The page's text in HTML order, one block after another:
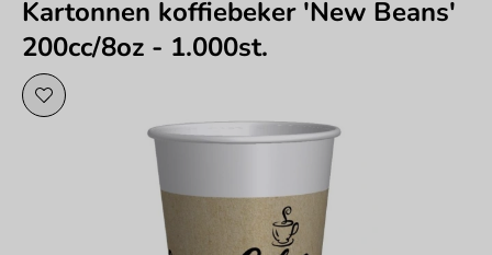
Kartonnen koffiebeker 'New Beans'
200cc/8oz - 1.000st.